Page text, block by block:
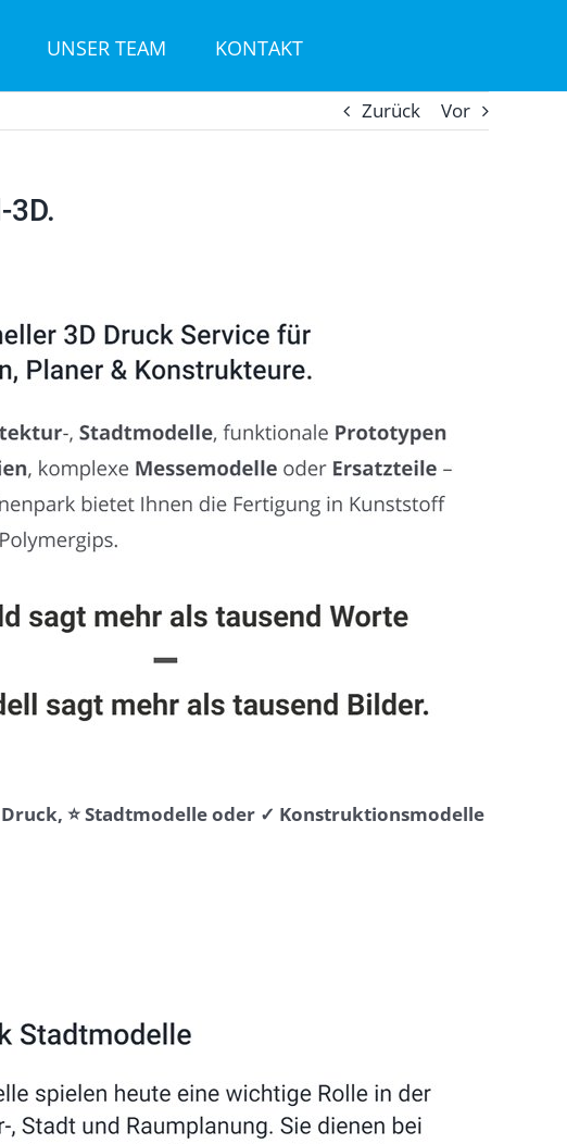
UNSER TEAM KONTAKT
Zurück Vor
⭐ Stadtmodelle oder ✓ Konstruktionsmodelle